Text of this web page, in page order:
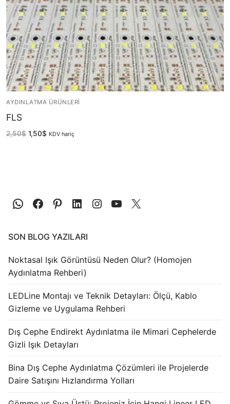
AYDINLATMA ÜRÜNLERI
FLS
2,50$ 1,50$ KDV hariç
SON BLOG YAZILARI
Noktasal Işık Görüntüsü Neden Olur? (Homojen
Aydınlatma Rehberi)
LEDLine Montajı ve Teknik Detayları: Ölçü, Kablo
Gizleme ve Uygulama Rehberi
Dış Cephe Endirekt Aydınlatma ile Mimari Cephelerde
Gizli Işık Detayları
Bina Dış Cephe Aydınlatma Çözümleri ile Projelerde
Daire Satışını Hızlandırma Yolları